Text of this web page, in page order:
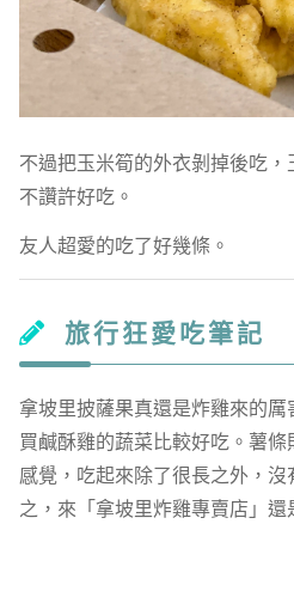
不過把玉米筍的外衣剝掉後吃
不讚許好吃。
友人超愛的吃了好幾條。
旅行狂愛吃筆記
拿坡里披薩果真還是炸雞來的
買鹹酥雞的蔬菜比較好吃。薯
感覺，吃起來除了很長之外，
之，來「拿坡里炸雞專賣店」